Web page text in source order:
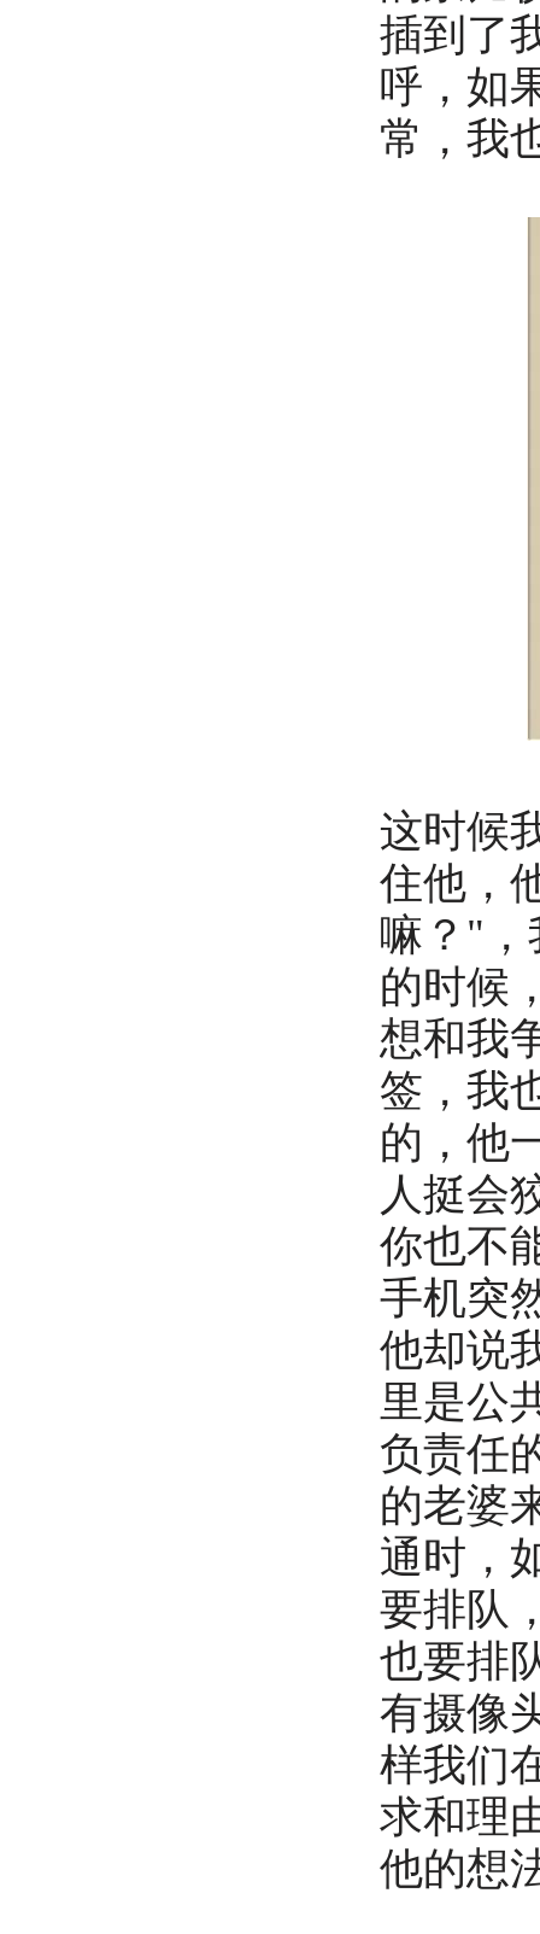
插到了
呼，如
常，我
这时候
住他，
嘛？"，
的时候
想和我
签，我
的，他
人挺会
你也不
手机突
他却说
里是公
负责任
的老婆
通时，
要排队
也要排
有摄像
样我们
求和理
他的想